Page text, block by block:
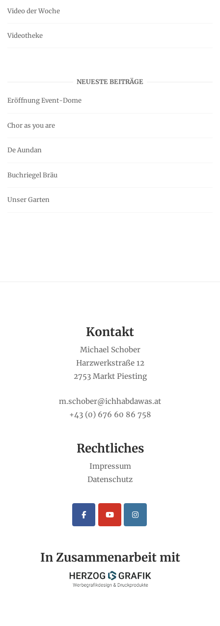
Video der Woche
Videotheke
NEUESTE BEITRÄGE
Eröffnung Event-Dome
Chor as you are
De Aundan
Buchriegel Bräu
Unser Garten
Kontakt
Michael Schober
Harzwerkstraße 12
2753 Markt Piesting
m.schober@ichhabdawas.at
+43 (0) 676 60 86 758
Rechtliches
Impressum
Datenschutz
In Zusammenarbeit mit